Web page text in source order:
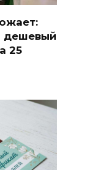
дешевый
25